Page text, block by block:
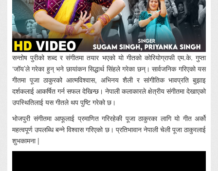
सन्तोष पुरीको शब्द र संगीतमा तयार भएको यो गीतको कोरियोग्राफी एम.के. गुप्ता
‘जॉय’ले गरेका हुन् भने छायांकन सिद्धार्थ सिंहले गरेका छन्। सार्वजनिक गरिएको यस
गीतमा पूजा ठाकुरको आत्मविश्वास, अभिनय शैली र सांगीतिक भावप्रति बुझाइ
दर्शकलाई आकर्षित गर्न सफल देखिन्छ। नेपाली कलाकारले क्षेत्रीय संगीतमा देखाएको
उपस्थितिलाई यस गीतले थप पुष्टि गरेको छ।
भोजपुरी संगीतमा आफूलाई प्रमाणित गरिरहेकी पूजा ठाकुरका लागि यो गीत अर्को
महत्वपूर्ण उपलब्धि बन्ने विश्वास गरिएको छ। प्रतिभावान नेपाली चेली पूजा ठाकुरलाई
शुभकामना |